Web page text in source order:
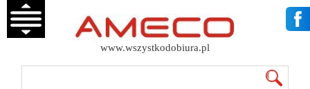
www.wszystkodobiura.pl